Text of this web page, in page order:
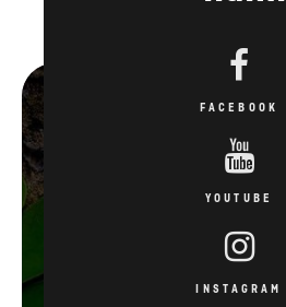
FACEBOOK
YOUTUBE
INSTAGRAM